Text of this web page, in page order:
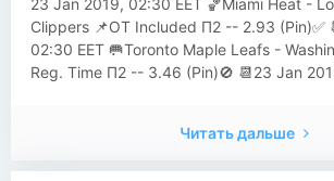
23 Jan 2019, 02:30 EET 🏀Miami Heat -
Clippers 📌OT Included П2 -- 2.93 (Pin)✅
02:30 EET 🥅Toronto Maple Leafs -
Reg. Time П2 -- 3.46 (Pin)🚫 📆23 Jan
Читать дальше